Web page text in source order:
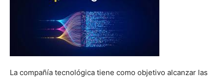
La compañía tecnológica tiene como objetivo alcanzar las